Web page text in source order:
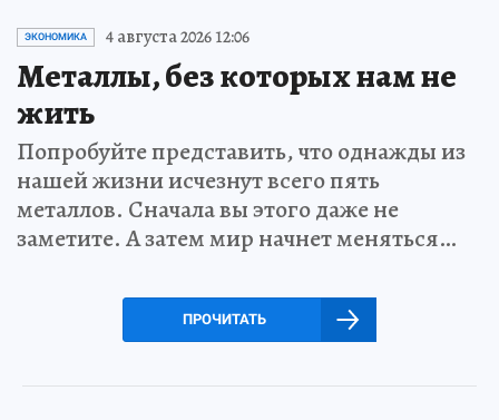
ЭКОНОМИКА 4 августа 2026 12:06
Металлы, без которых нам не
жить
Попробуйте представить, что однажды из
нашей жизни исчезнут всего пять
металлов. Сначала вы этого даже не
заметите. А затем мир начнет меняться…
ПРОЧИТАТЬ